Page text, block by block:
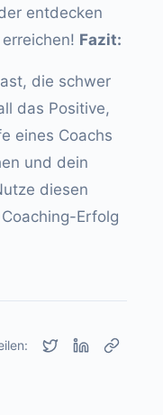
entdecken
Fazit:
die schwer
das Positive,
eines Coachs
und dein
diesen
Erfolg